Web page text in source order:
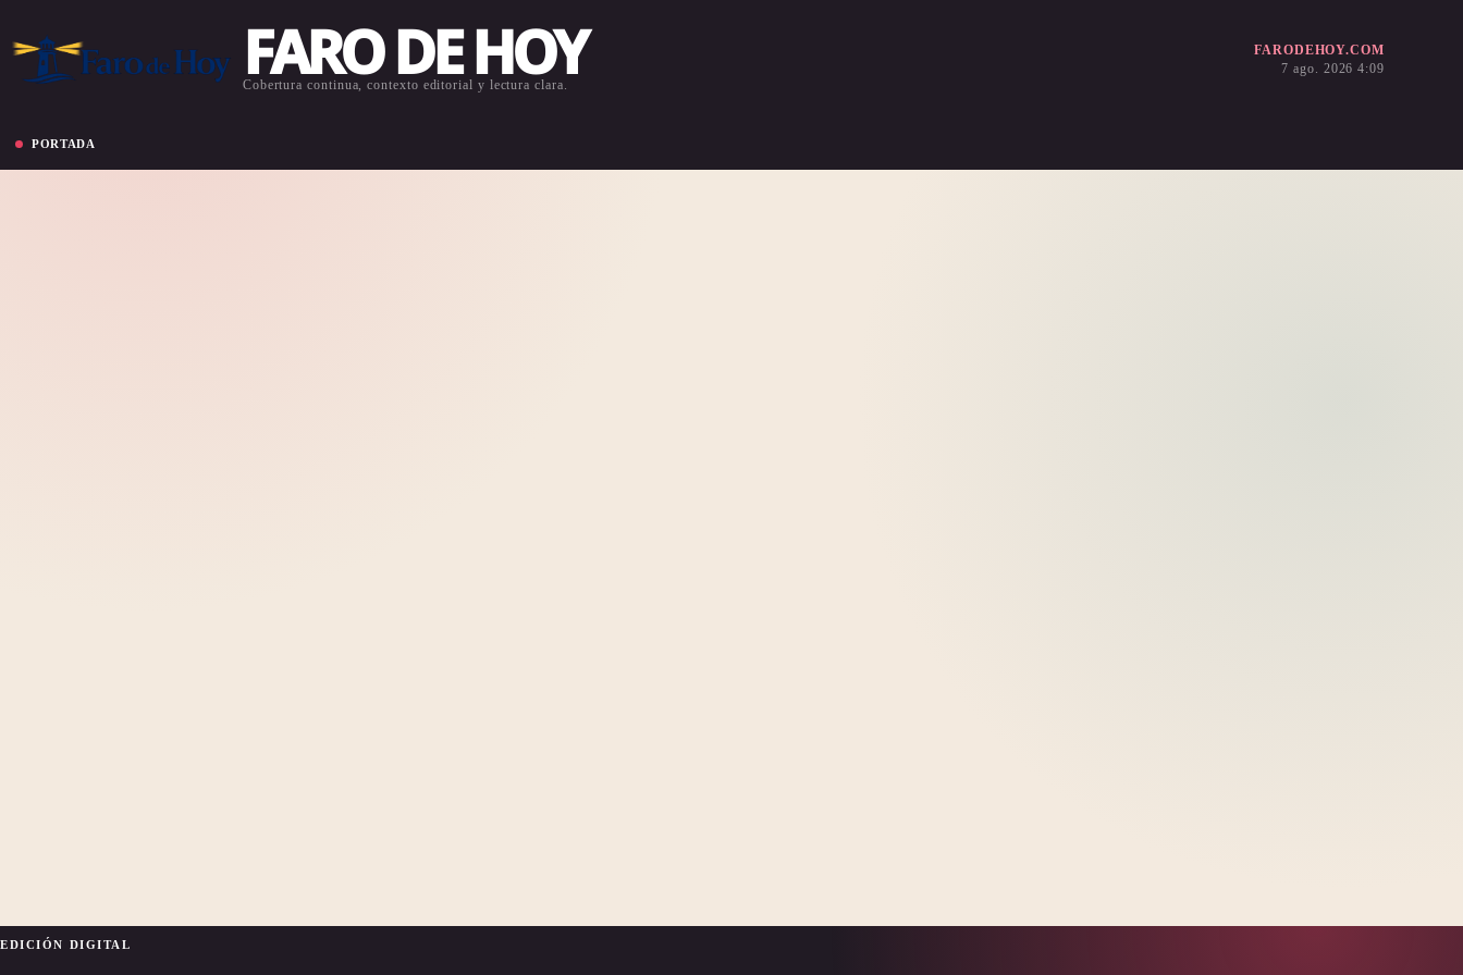
FARO DE HOY
Cobertura continua, contexto editorial y lectura clara.
FARODEHOY.COM
7 ago. 2026 4:09
PORTADA
EDICIÓN DIGITAL